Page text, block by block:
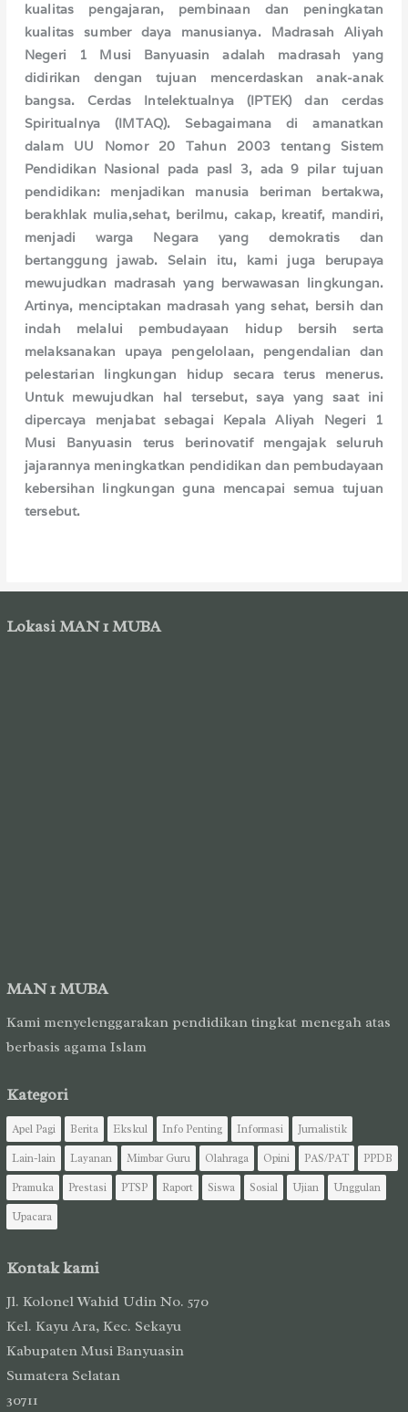
kualitas pengajaran, pembinaan dan peningkatan
kualitas sumber daya manusianya. Madrasah Aliyah
Negeri 1 Musi Banyuasin adalah madrasah yang
didirikan dengan tujuan mencerdaskan anak-anak
bangsa. Cerdas Intelektualnya (IPTEK) dan cerdas
Spiritualnya (IMTAQ). Sebagaimana di amanatkan
dalam UU Nomor 20 Tahun 2003 tentang Sistem
Pendidikan Nasional pada pasl 3, ada 9 pilar tujuan
pendidikan: menjadikan manusia beriman bertakwa,
berakhlak mulia,sehat, berilmu, cakap, kreatif, mandiri,
menjadi warga Negara yang demokratis dan
bertanggung jawab. Selain itu, kami juga berupaya
mewujudkan madrasah yang berwawasan lingkungan.
Artinya, menciptakan madrasah yang sehat, bersih dan
indah melalui pembudayaan hidup bersih serta
melaksanakan upaya pengelolaan, pengendalian dan
pelestarian lingkungan hidup secara terus menerus.
Untuk mewujudkan hal tersebut, saya yang saat ini
dipercaya menjabat sebagai Kepala Aliyah Negeri 1
Musi Banyuasin terus berinovatif mengajak seluruh
jajarannya meningkatkan pendidikan dan pembudayaan
kebersihan lingkungan guna mencapai semua tujuan
tersebut.
Lokasi MAN 1 MUBA
MAN 1 MUBA
Kami menyelenggarakan pendidikan tingkat menegah atas
berbasis agama Islam
Kategori
Apel Pagi Berita Ekskul Info Penting Informasi
Jurnalistik
Lain-lain
Layanan Mimbar Guru Olahraga Opini PAS/PAT
PPDB
Pramuka
Prestasi PTSP Raport Siswa Sosial Ujian
Unggulan
Upacara
Kontak kami
Jl. Kolonel Wahid Udin No. 570
Kel. Kayu Ara, Kec. Sekayu
Kabupaten Musi Banyuasin
Sumatera Selatan
30711